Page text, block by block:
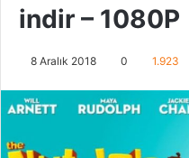
indir – 1080P
8 Aralık 2018 0 1.923